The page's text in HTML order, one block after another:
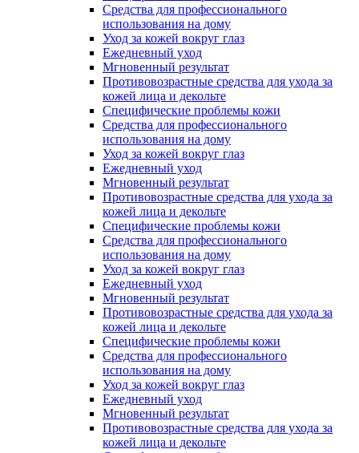
Средства для профессионального
использования на дому
Уход за кожей вокруг глаз
Ежедневный уход
Мгновенный результат
Противовозрастные средства для ухода за
кожей лица и декольте
Специфические проблемы кожи
Средства для профессионального
использования на дому
Уход за кожей вокруг глаз
Ежедневный уход
Мгновенный результат
Противовозрастные средства для ухода за
кожей лица и декольте
Специфические проблемы кожи
Средства для профессионального
использования на дому
Уход за кожей вокруг глаз
Ежедневный уход
Мгновенный результат
Противовозрастные средства для ухода за
кожей лица и декольте
Специфические проблемы кожи
Средства для профессионального
использования на дому
Уход за кожей вокруг глаз
Ежедневный уход
Мгновенный результат
Противовозрастные средства для ухода за
кожей лица и декольте